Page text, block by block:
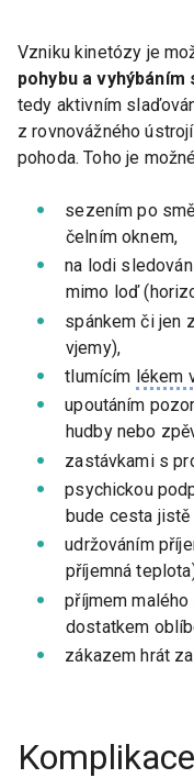
Vzniku kinetózy je
pohybu a
tedy aktivním
z rovnovážného
pohoda. Toho je
sezením po
čelním oknem,
na lodi
mimo loď
spánkem či jen
vjemy),
tlumícím lékem
upoutáním
hudby nebo
zastávkami s
psychickou
bude cesta jistě
udržováním
příjemná
příjmem
dostatkem
zákazem hrát